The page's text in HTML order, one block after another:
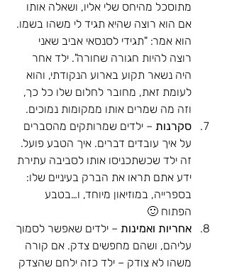
מתוסכל מהיחס שלי אליו, ושאלה אותו
אם הוא רוצה שהיא תגיד לי משהו בשמו.
הוא אמר: "תגידי לסנסאי אביב שאני
רוצה להיות חגורה שחורה". ילד אחר
היה נשאר תקוע בארוע הנקודתי, והוא
לעומת זאת, מחובר לחלום שלו כל כך,
וזה מה שמרים אותו ממקומות נמוכים.
סקרנות – ילדים שמרותקים מהסברים
על איך עובדים דברים. איך הטבע פועל.
זה ילד שכשתכניסו אותו לסביבה עתירת
ידע אתם תראו את הברק בעיניים שלו:
בספרייה, במוזיאון מיוחד, ו…בטבע
הפתוח 🙂
אחריות ואמינות – ילדים שאפשר לסמוך
עליהם, ושהם מחפשים צדק. אם קורה
משהו לא צודק – ילד כזה ילחם שהצדק